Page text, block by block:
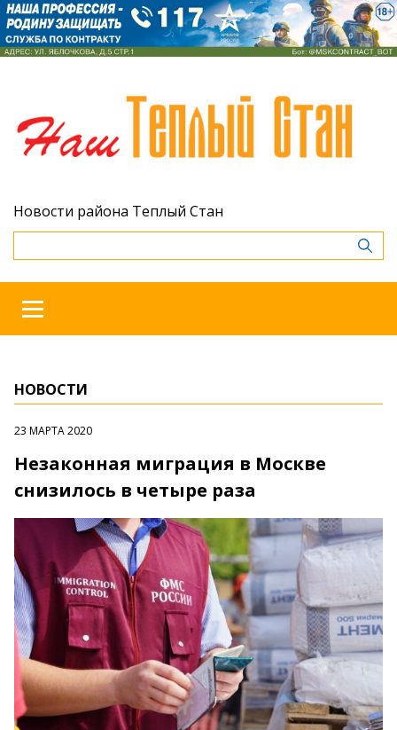
Новости района Теплый Стан
НОВОСТИ
23 МАРТА 2020
Незаконная миграция в Москве
снизилось в четыре раза